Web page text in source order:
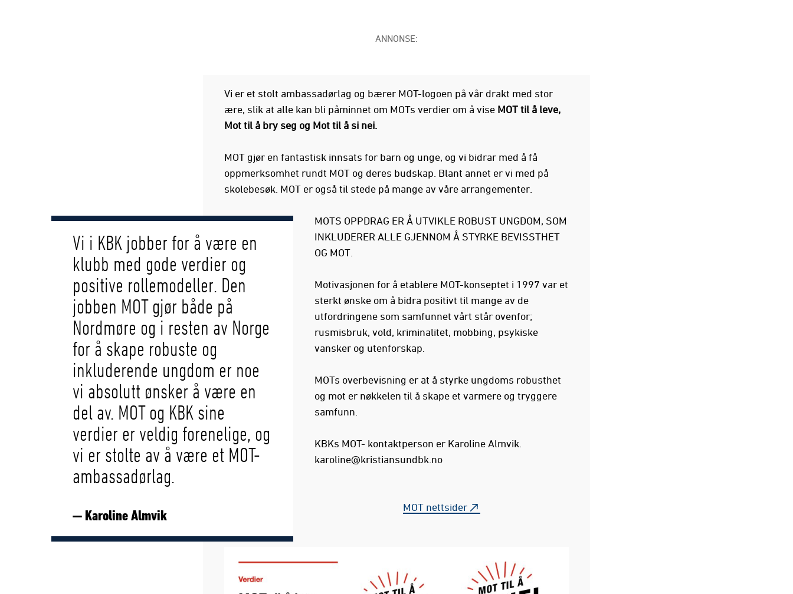
ANNONSE:
Vi er et stolt ambassadørlag og bærer MOT-logoen på vår drakt med stor
ære, slik at alle kan bli påminnet om MOTs verdier om å vise MOT til å leve,
Mot til å bry seg og Mot til å si nei.
MOT gjør en fantastisk innsats for barn og unge, og vi bidrar med å få
oppmerksomhet rundt MOT og deres budskap. Blant annet er vi med på
skolebesøk. MOT er også til stede på mange av våre arrangementer.
Vi i KBK jobber for å være en
klubb med gode verdier og
positive rollemodeller. Den
jobben MOT gjør både på
Nordmøre og i resten av Norge
for å skape robuste og
inkluderende ungdom er noe
vi absolutt ønsker å være en
del av. MOT og KBK sine
verdier er veldig forenelige, og
vi er stolte av å være et MOT-
ambassadørlag.
— Karoline Almvik
MOTS OPPDRAG ER Å UTVIKLE ROBUST UNGDOM, SOM
INKLUDERER ALLE GJENNOM Å STYRKE BEVISSTHET
OG MOT.
Motivasjonen for å etablere MOT-konseptet i 1997 var et
sterkt ønske om å bidra positivt til mange av de
utfordringene som samfunnet vårt står ovenfor;
rusmisbruk, vold, kriminalitet, mobbing, psykiske
vansker og utenforskap.
MOTs overbevisning er at å styrke ungdoms robusthet
og mot er nøkkelen til å skape et varmere og tryggere
samfunn.
KBKs MOT- kontaktperson er Karoline Almvik.
karoline@kristiansundbk.no
MOT nettsider